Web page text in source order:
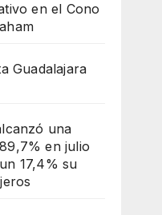
en el Cono
Guadalajara
una
en julio
17,4% su